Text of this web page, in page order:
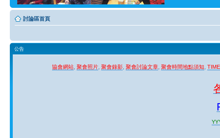
討論區首頁
公告
協會網站 聚會照片 聚會錄影 聚會討論文章 聚會時間地點須知